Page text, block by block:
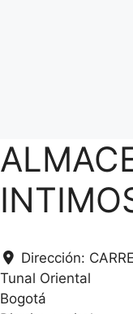
Dirección:
Tunal Oriental
Bogotá